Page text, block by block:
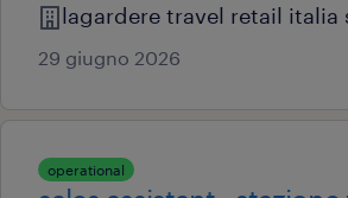
lagardere travel retail italia
29 giugno 2026
operational